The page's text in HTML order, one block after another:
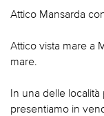
Attico Mansarda
Attico vista mare a
mare.
In una delle località
presentiamo in